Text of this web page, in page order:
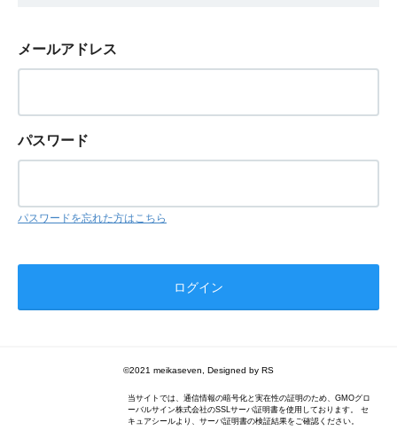
メールアドレス
パスワード
パスワードを忘れた方はこちら
©2021 meikaseven, Designed by RS
当サイトでは、通信情報の暗号化と実在性の証明のため、GMOグロ
ーバルサイン株式会社のSSLサーバ証明書を使用しております。 セ
キュアシールより、サーバ証明書の検証結果をご確認ください。